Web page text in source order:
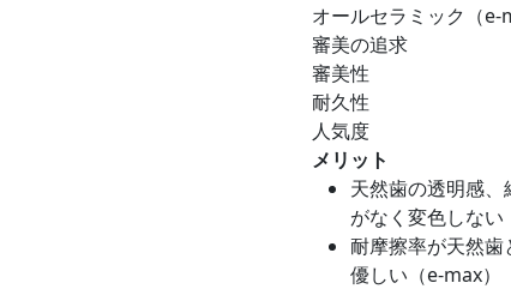
オールセラミック（e-
審美の追求
審美性
耐久性
人気度
メリット
天然歯の透明感
がなく変色しない
耐摩擦率が天然
優しい（e-max）